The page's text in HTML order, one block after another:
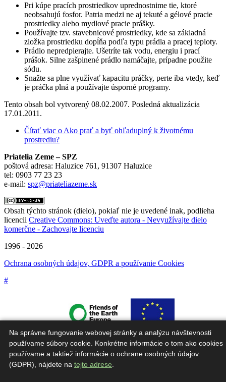
Pri kúpe pracích prostriedkov uprednostnime tie, ktoré
neobsahujú fosfor. Patria medzi ne aj tekuté a gélové pracie
prostriedky alebo mydlové pracie prášky.
Používajte tzv. stavebnicové prostriedky, kde sa základná
zložka prostriedku dopĺňa podľa typu prádla a pracej teploty.
Prádlo nepredpierajte. Ušetríte tak vodu, energiu i prací
prášok. Silne zašpinené prádlo namáčajte, prípadne použite
sódu.
Snažte sa plne využívať kapacitu práčky, perte iba vtedy, keď
je práčka plná a používajte úsporné programy.
Tento obsah bol vytvorený 08.02.2007. Posledná aktualizácia
17.01.2011.
Čítať viac o Ako prať a byť ohľaduplný k životnému
prostrediu?
Priatelia Zeme – SPZ
poštová adresa: Haluzice 761, 91307 Haluzice
tel: 0903 77 23 23
e-mail: spz@priateliazeme.sk
Obsah týchto stránok (dielo), pokiaľ nie je uvedené inak, podlieha
licencii Creative Commons: Uveďte autora - Nevyužívajte dielo
komerčne - Zachovajte licenciu
1996 - 2026
Ochrana osobných údajov, GDPR a používanie Cookies
#
Táto webová stránka bola vytvorená v rámci projektu "Škola
Na správne fungovanie webovej stránky a analýzu návštevnosti
používame súbory cookie. Konkrétne informácie o tom ako cookies
používame a taktiež informácie o ochrane osobných údajov
(GDPR), nájdete na tejto adrese